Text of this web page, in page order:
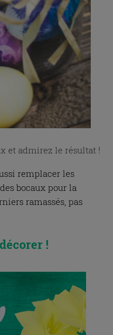
et admirez le résultat !
remplacer les
bocaux pour la
ramassés, pas
!